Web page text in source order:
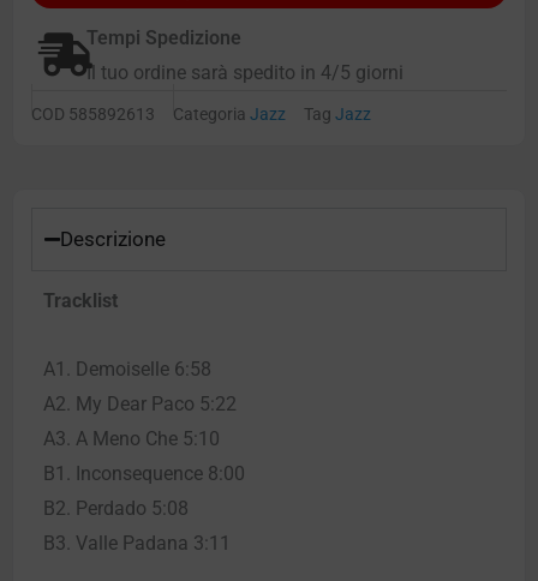
Tempi Spedizione
Il tuo ordine sarà spedito in 4/5 giorni
COD 585892613 Categoria Jazz Tag Jazz
Descrizione
Tracklist
A1. Demoiselle 6:58
A2. My Dear Paco 5:22
A3. A Meno Che 5:10
B1. Inconsequence 8:00
B2. Perdado 5:08
B3. Valle Padana 3:11